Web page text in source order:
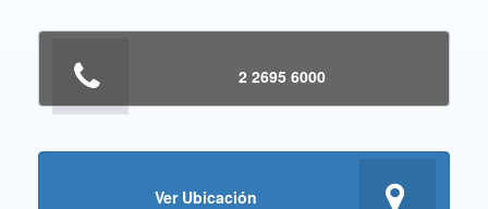
2 2695 6000
Ver Ubicación